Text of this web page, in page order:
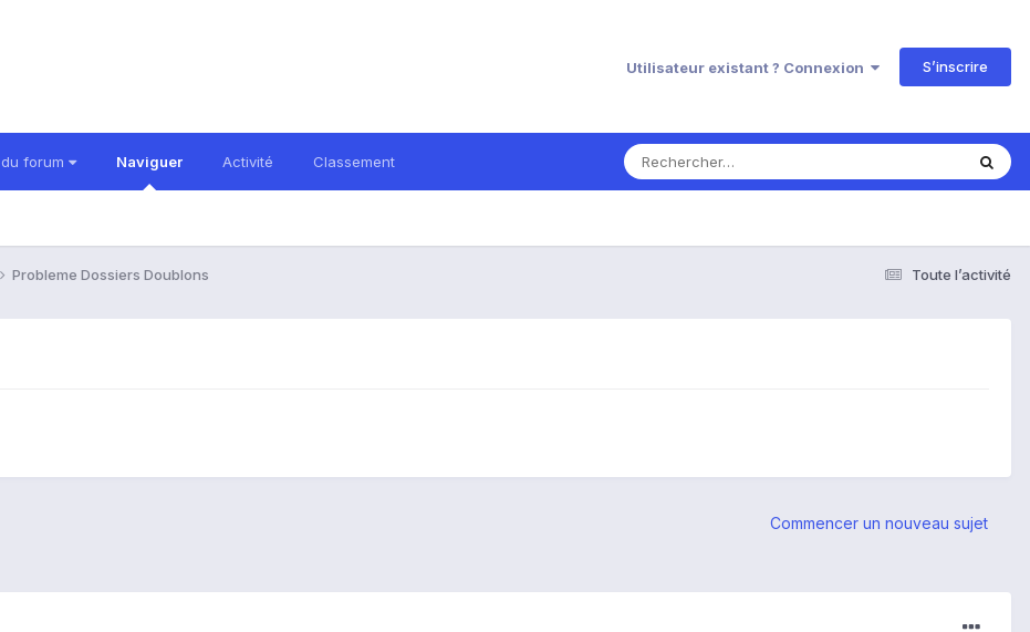
Utilisateur existant ? Connexion S’inscrire
forum Naviguer Activité Classement
Toute l’activité
Probleme Dossiers Doublons
Commencer un nouveau sujet